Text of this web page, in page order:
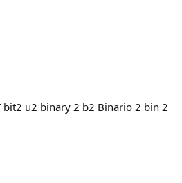
bit2 u2 binary 2 b2 Binario 2 bin 2